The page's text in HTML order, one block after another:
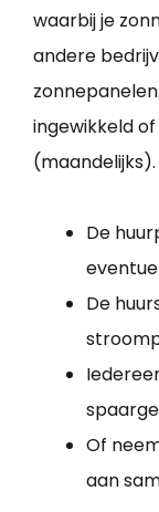
waarbij je
andere
ingewikkeld
De
De
Of
aan